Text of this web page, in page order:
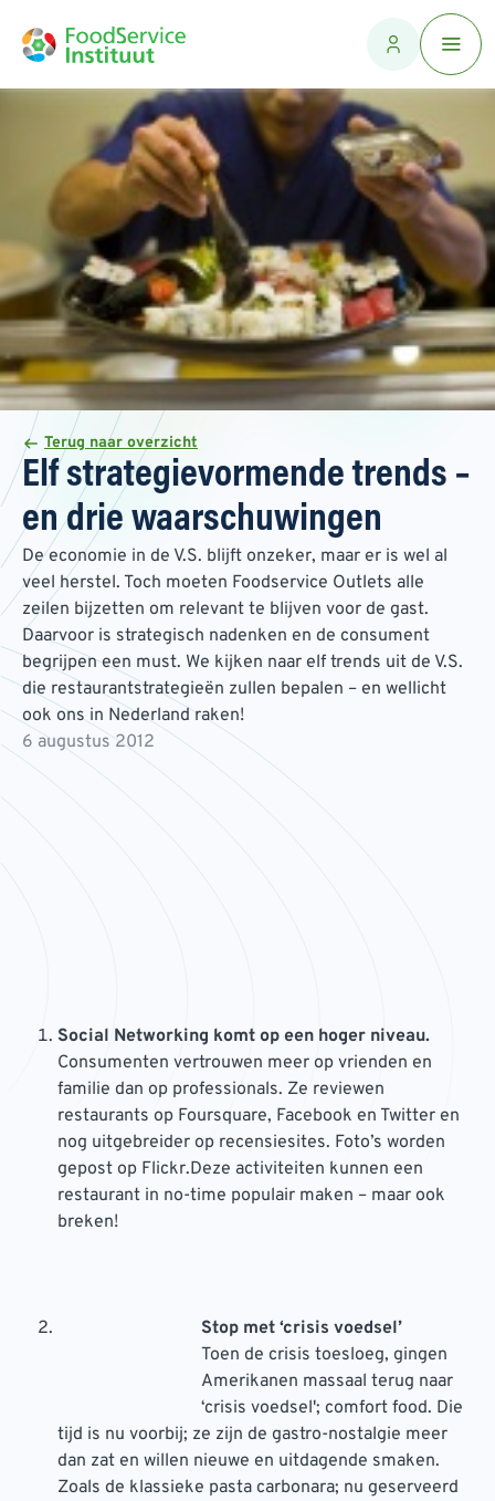
Terug naar overzicht
Elf strategievormende trends –
en drie waarschuwingen
De economie in de V.S. blijft onzeker, maar er is wel al
veel herstel. Toch moeten Foodservice Outlets alle
zeilen bijzetten om relevant te blijven voor de gast.
Daarvoor is strategisch nadenken en de consument
begrijpen een must. We kijken naar elf trends uit de V.S.
die restaurantstrategieën zullen bepalen – en wellicht
ook ons in Nederland raken!
6 augustus 2012
Social Networking komt op een hoger niveau.
Consumenten vertrouwen meer op vrienden en
familie dan op professionals. Ze reviewen
restaurants op Foursquare, Facebook en Twitter en
nog uitgebreider op recensiesites. Foto’s worden
gepost op Flickr.Deze activiteiten kunnen een
restaurant in no-time populair maken – maar ook
breken!
Stop met ‘crisis voedsel’
Toen de crisis toesloeg, gingen
Amerikanen massaal terug naar
‘crisis voedsel'; comfort food. Die
tijd is nu voorbij; ze zijn de gastro-nostalgie meer
dan zat en willen nieuwe en uitdagende smaken.
Zoals de klassieke pasta carbonara; nu geserveerd